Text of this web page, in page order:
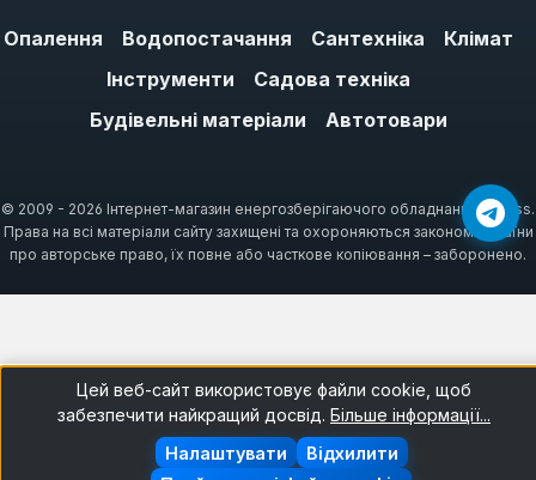
Рівномірне розподілення абразиву та
однорідну обробку поверхні без
подряпин та нерівностей від початку до
Спеціальна структура стрічок сприяє
кращому відведенню пилу, запобігаючи
Широкий асортимент зернистості
дозволяє підібрати ідеальний варіант
для будь-якого етапу шліфування – від
Опалення Водопостачання Сантехніка
Клімат
Інструменти
Садова техніка
Будівельні матеріали
Автотовари
© 2009 - 2026 Інтернет-магазин енергозберігаючого обладнання ARTiss.
Права на всі матеріали сайту захищені та охороняються законом України
про авторське право, їх повне або часткове копіювання – заборонено.
Цей веб-сайт використовує файли cookie, щоб
забезпечити найкращий досвід. Більше інформації...
Відхилити
Налаштувати